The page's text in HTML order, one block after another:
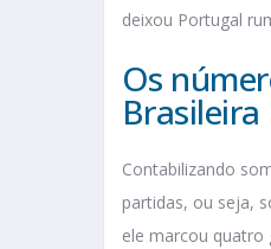
deixou Portugal
Os
Brasileira
Contabilizando
partidas, ou seja,
ele marcou quatro